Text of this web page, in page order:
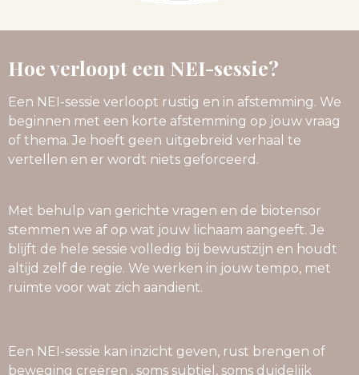
Hoe verloopt een NEI-sessie?
Een NEI-sessie verloopt rustig en in afstemming. We
beginnen met een korte afstemming op jouw vraag
of thema. Je hoeft geen uitgebreid verhaal te
vertellen en er wordt niets geforceerd.
Met behulp van gerichte vragen en de biotensor
stemmen we af op wat jouw lichaam aangeeft. Je
blijft de hele sessie volledig bij bewustzijn en houdt
altijd zelf de regie. We werken in jouw tempo, met
ruimte voor wat zich aandient.
Een NEI-sessie kan inzicht geven, rust brengen of
beweging creëren , soms subtiel, soms duidelijk